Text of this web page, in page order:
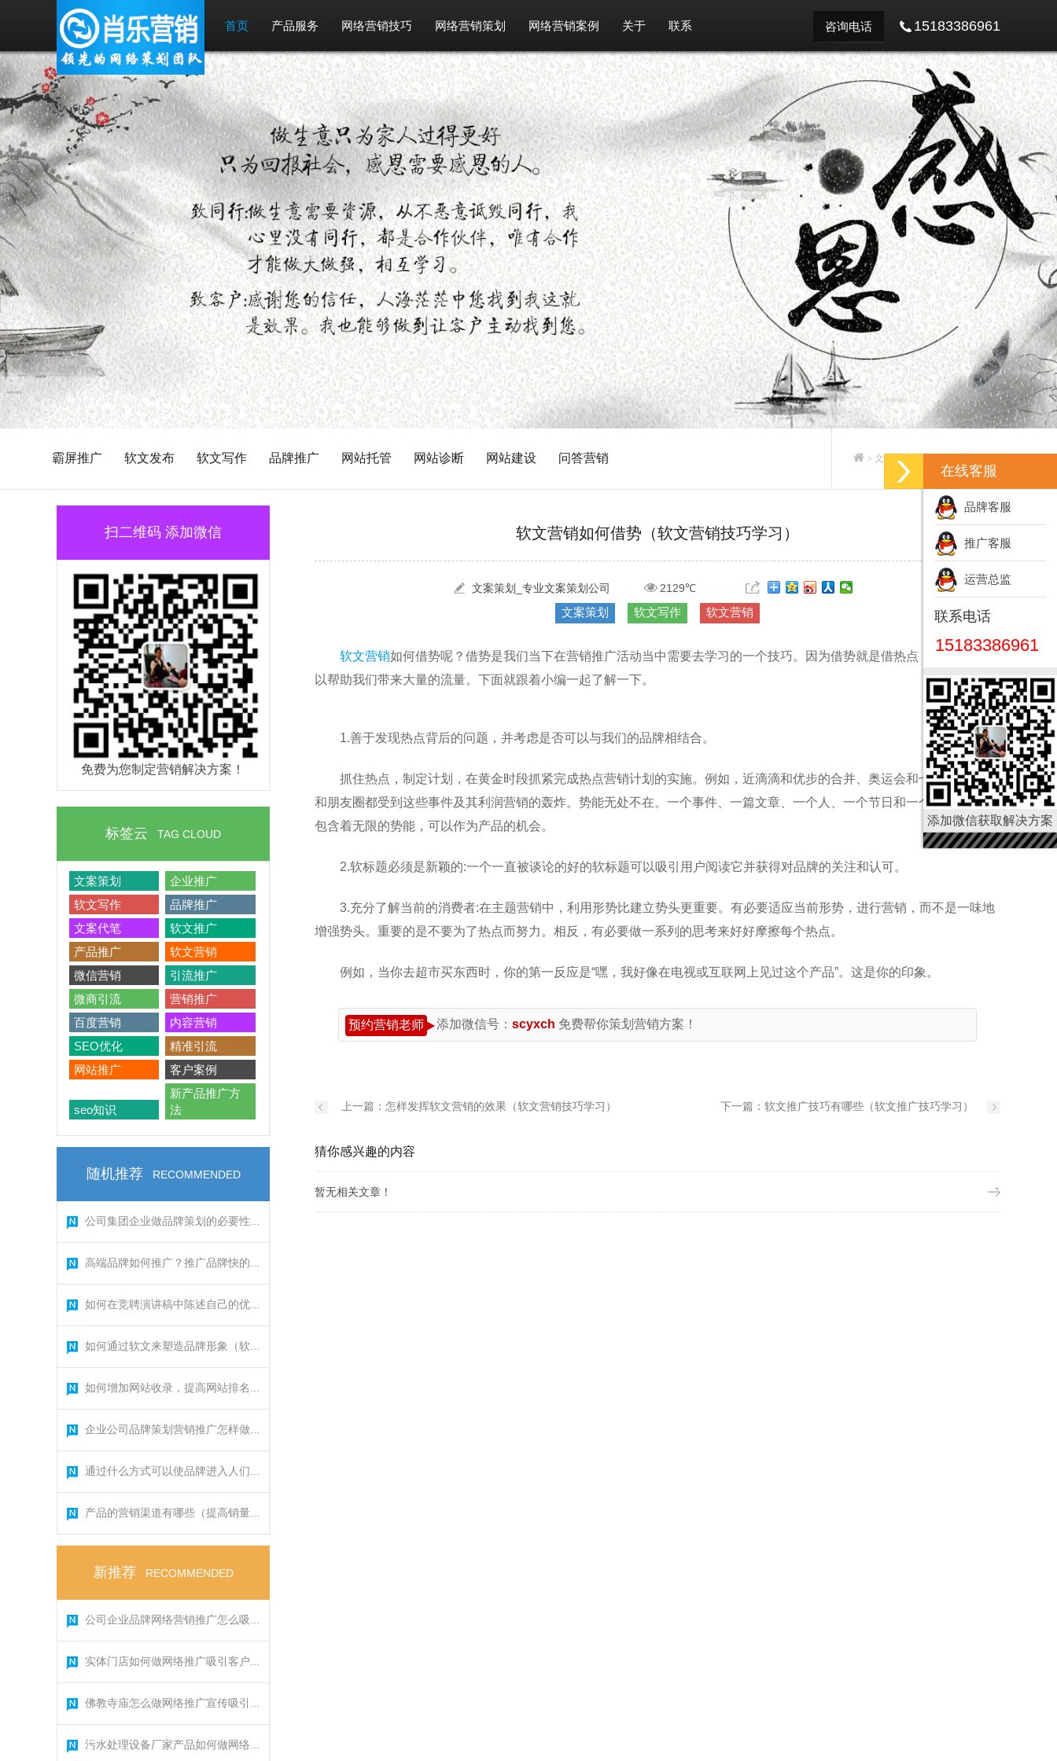
首页 产品服务 网络营销技巧 网络营销策划 网络营销案例 关于 联系 咨询电话 15183386961
霸屏推广 软文发布 软文写作 品牌推广 网站托管 网站诊断 网站建设 问答营销 > 文案策划_专业文案策划公司
扫二维码 添加微信
免费为您制定营销解决方案！
标签云 TAG CLOUD
文案策划
企业推广
软文写作
品牌推广
文案代笔
软文推广
产品推广
软文营销
微信营销
引流推广
微商引流
营销推广
百度营销
内容营销
SEO优化
精准引流
网站推广
客户案例
seo知识
新产品推广方
法
随机推荐 RECOMMENDED
公司集团企业做品牌策划的必要性...
高端品牌如何推广？推广品牌快的...
如何在竞聘演讲稿中陈述自己的优...
如何通过软文来塑造品牌形象（软...
如何增加网站收录，提高网站排名...
企业公司品牌策划营销推广怎样做...
通过什么方式可以使品牌进入人们...
产品的营销渠道有哪些（提高销量...
新推荐 RECOMMENDED
公司企业品牌网络营销推广怎么吸...
实体门店如何做网络推广吸引客户...
佛教寺庙怎么做网络推广宣传吸引...
污水处理设备厂家产品如何做网络...
软文营销如何借势（软文营销技巧学习）
文案策划_专业文案策划公司 2129℃
文案策划 软文写作 软文营销
软文营销如何借势呢？借势是我们当下在营销推广活动当中需要去学习的一个技巧。因为借势就是借热点，借热度，可
以帮助我们带来大量的流量。下面就跟着小编一起了解一下。
1.善于发现热点背后的问题，并考虑是否可以与我们的品牌相结合。
抓住热点，制定计划，在黄金时段抓紧完成热点营销计划的实施。例如，近滴滴和优步的合并、奥运会和七夕节，媒体
和朋友圈都受到这些事件及其利润营销的轰炸。势能无处不在。一个事件、一篇文章、一个人、一个节日和一个自然现象都
包含着无限的势能，可以作为产品的机会。
2.软标题必须是新颖的:一个一直被谈论的好的软标题可以吸引用户阅读它并获得对品牌的关注和认可。
3.充分了解当前的消费者:在主题营销中，利用形势比建立势头更重要。有必要适应当前形势，进行营销，而不是一味地
增强势头。重要的是不要为了热点而努力。相反，有必要做一系列的思考来好好摩擦每个热点。
例如，当你去超市买东西时，你的第一反应是“嘿，我好像在电视或互联网上见过这个产品”。这是你的印象。
预约营销老师 添加微信号： scyxch 免费帮你策划营销方案！
上一篇： 怎样发挥软文营销的效果（软文营销技巧学习） 下一篇： 软文推广技巧有哪些（软文推广技巧学习）
猜你感兴趣的内容
暂无相关文章！
在线客服
品牌客服
推广客服
运营总监
联系电话
15183386961
添加微信获取解决方案